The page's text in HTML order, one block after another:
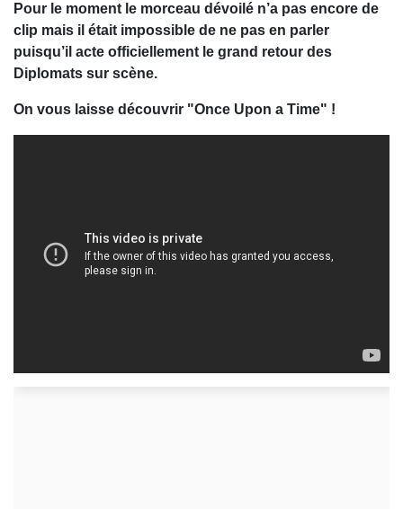
Pour le moment le morceau dévoilé n’a pas encore de
clip mais il était impossible de ne pas en parler
puisqu’il acte officiellement le grand retour des
Diplomats sur scène.
On vous laisse découvrir "Once Upon a Time" !